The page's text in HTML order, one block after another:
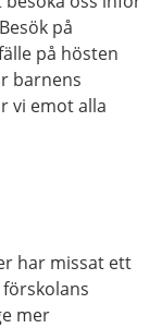
på
på hösten
barnens
vi emot alla
har missat ett
mer